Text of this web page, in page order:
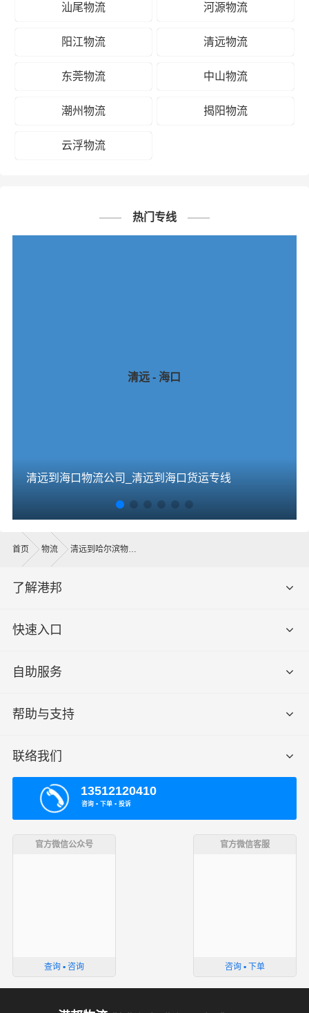
汕尾物流 河源物流
阳江物流 清远物流
东莞物流 中山物流
潮州物流 揭阳物流
云浮物流
热门专线
清远 - 海口
清远到海口物流公司_清远到海口货运专线
首页 物流 清远到哈尔滨物流公司
了解港邦
快速入口
自助服务
帮助与支持
联络我们
13512120410
咨询 ▪ 下单 ▪ 投诉
官方微信公众号
查询 ▪ 咨询
官方微信客服
咨询 ▪ 下单